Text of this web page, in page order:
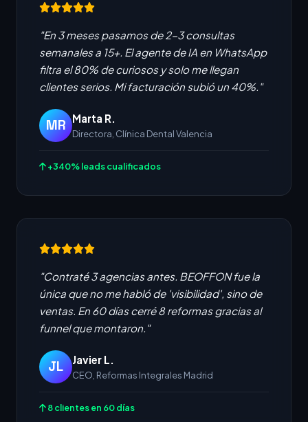
"En 3 meses pasamos de 2-3 consultas
semanales a 15+. El agente de IA en WhatsApp
filtra el 80% de curiosos y solo me llegan
clientes serios. Mi facturación subió un 40%."
MR Marta R.
Directora, Clínica Dental Valencia
+340% leads cualificados
"Contraté 3 agencias antes. BEOFFON fue la
única que no me habló de 'visibilidad', sino de
ventas. En 60 días cerré 8 reformas gracias al
funnel que montaron."
JL Javier L.
CEO, Reformas Integrales Madrid
8 clientes en 60 días